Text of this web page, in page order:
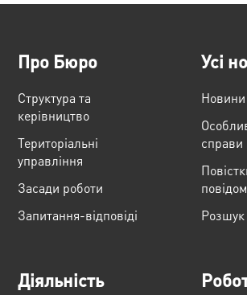
Про Бюро
Структура та
керівництво
Територіальні
управління
Засади роботи
Запитання-відповіді
Усі
Новини
справи
Розшук
Діяльність